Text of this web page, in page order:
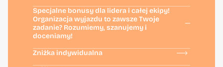
+48 22 648 29 30
Specjalne bonusy dla lidera i całej ekipy!
Organizacja wyjazdu to zawsze Twoje
zadanie? Rozumiemy, szanujemy i
doceniamy!
Zniżka indywidualna